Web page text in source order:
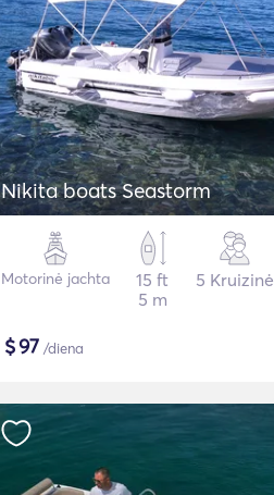
Nikita boats Seastorm
Motorinė jachta
15 ft
5 m
5 Kruizinė
$97 /diena